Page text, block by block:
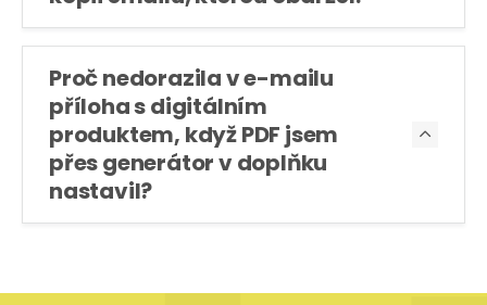
Proč nedorazila v e-mailu
příloha s digitálním
produktem, když PDF jsem
přes generátor v doplňku
nastavil?
